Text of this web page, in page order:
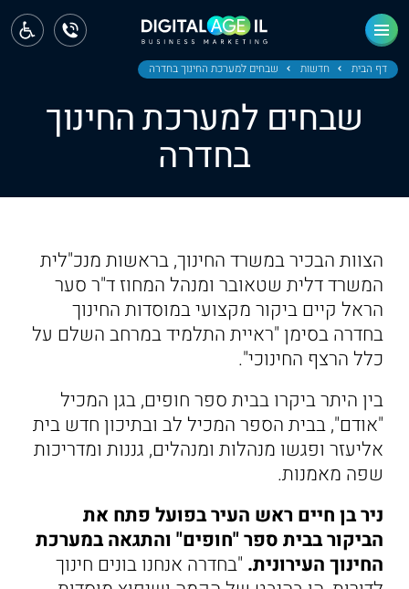
דף הבית חדשות שבחים למערכת החינוך בחדרה
שבחים למערכת החינוך
בחדרה
הצוות הבכיר במשרד החינוך, בראשות מנכ"לית
המשרד דלית שטאובר ומנהל המחוז ד"ר סער
הראל קיים ביקור מקצועי במוסדות החינוך
בחדרה בסימן "ראיית התלמיד במרחב השלם על
כלל הרצף החינוכי".
בין היתר ביקרו בבית ספר חופים, בגן המכיל
"אודם", בבית הספר המכיל לב ובתיכון חדש בית
אליעזר ופגשו מנהלות ומנהלים, גננות ומדריכות
שפה מאמנות.
ניר בן חיים ראש העיר בפועל פתח את
הביקור בבית ספר "חופים" והתגאה במערכת
החינוך העירונית. "בחדרה אנחנו בונים חינוך
ראשי
חדשות
מחוז צפון
מחוז חיפה
מחוז מרכז
ירושלים
תל אביב